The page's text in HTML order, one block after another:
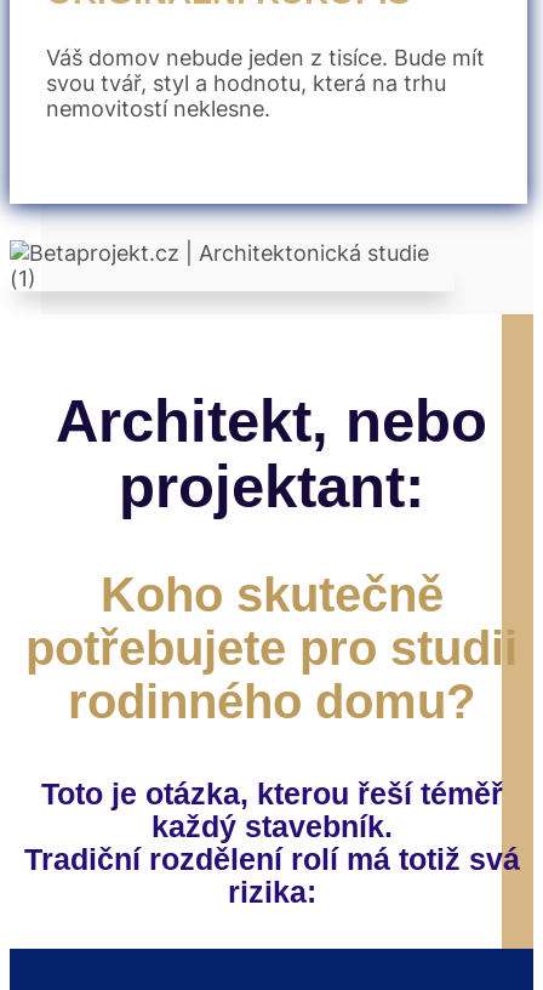
Váš domov nebude jeden z tisíce. Bude mít
svou tvář, styl a hodnotu, která na trhu
nemovitostí neklesne.
Architekt, nebo
projektant:
Koho skutečně
potřebujete pro studii
rodinného domu?
Toto je otázka, kterou řeší téměř
každý stavebník.
Tradiční rozdělení rolí má totiž svá
rizika: